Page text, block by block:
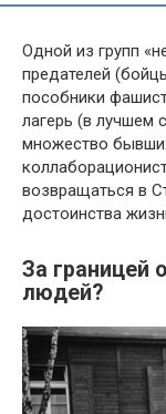
Одной из групп
предателей
пособники
лагерь (в лучшем
множество
возвращаться в
достоинства
За границей
людей?